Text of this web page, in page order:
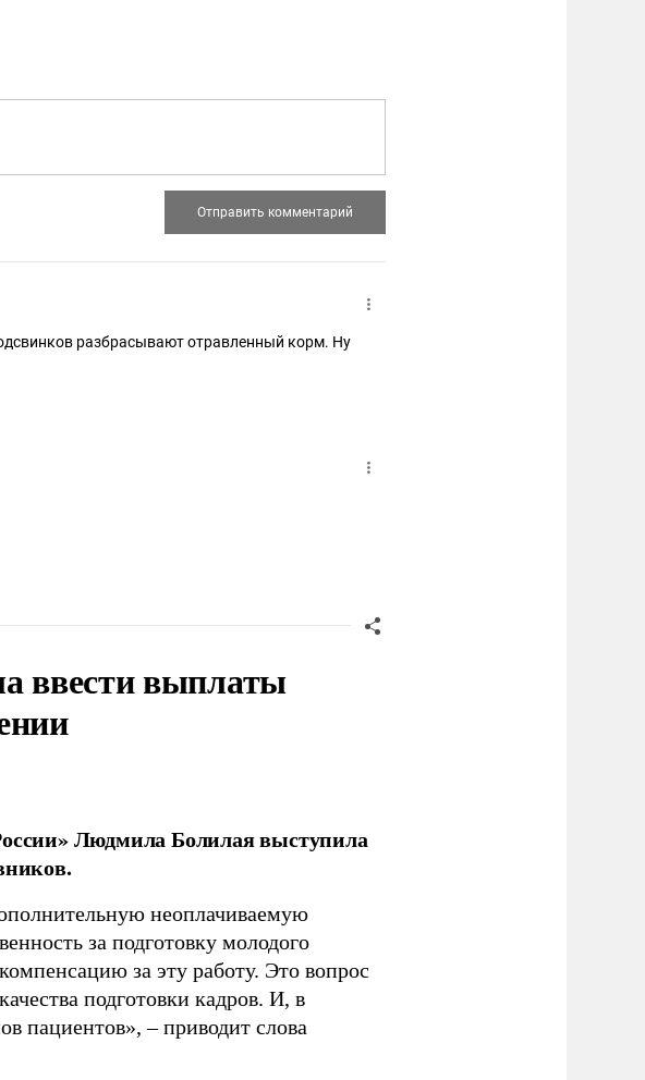
разбрасывают отравленный корм. Ну
ввести выплаты
Людмила Болилая выступила
неоплачиваемую
за подготовку молодого
за эту работу. Это вопрос
подготовки кадров. И, в
пациентов», – приводит слова